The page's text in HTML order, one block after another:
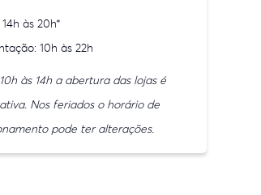
às 20h*
10h às 22h
às 14h a abertura das lojas é
Nos feriados o horário de
pode ter alterações.